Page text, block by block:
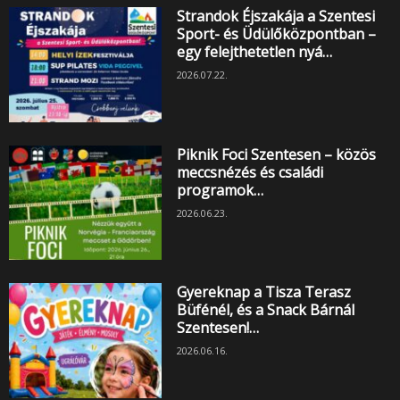
Strandok Éjszakája a Szentesi
Sport- és Üdülőközpontban –
egy felejthetetlen nyá…
2026.07.22.
Piknik Foci Szentesen – közös
meccsnézés és családi
programok…
2026.06.23.
Gyereknap a Tisza Terasz
Büfénél, és a Snack Bárnál
Szentesen!…
2026.06.16.